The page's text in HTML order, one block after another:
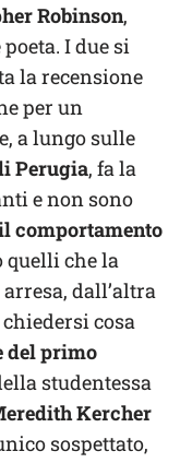
Robinson,
I due si
la recensione
per un
a lungo sulle
Perugia, fa la
e non sono
comportamento
quelli che la
dall’altra
cosa
del primo
studentessa
Kercher
sospettato,